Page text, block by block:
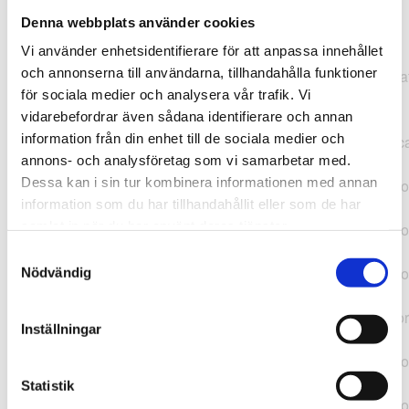
Denna webbplats använder cookies
Vi använder enhetsidentifierare för att anpassa innehållet
och annonserna till användarna, tillhandahålla funktioner
för sociala medier och analysera vår trafik. Vi
vidarebefordrar även sådana identifierare och annan
information från din enhet till de sociala medier och
annons- och analysföretag som vi samarbetar med.
Dessa kan i sin tur kombinera informationen med annan
information som du har tillhandahållit eller som de har
Nödvändig
Inställningar
Statistik
TypeError: "".concat(...).concat(...).replaceAll is not a
function at
https://webshop.pressbyran.se/_next/static/chunks/pages/
b1763451a2186f9e.js:1:11050 at Array.map
(<anonymous>) at K
(https://webshop.pressbyran.se/_next/static/chunks/pages/
b1763451a2186f9e.js:1:10836) at lk
(https://webshop.pressbyran.se/_next/static/chunks/
b241200379730ac0.js:1:129835) at i
(https://webshop.pressbyran.se/_next/static/chunks/
(https://webshop.pressbyran.se/_next/static/chunks/
https://webshop.pressbyran.se/_next/static/chunks/
b241200379730ac0.js:1:167872 at uI
(https://webshop.pressbyran.se/_next/static/chunks/
b241200379730ac0.js:1:167879) at uE
(https://webshop.pressbyran.se/_next/static/chunks/